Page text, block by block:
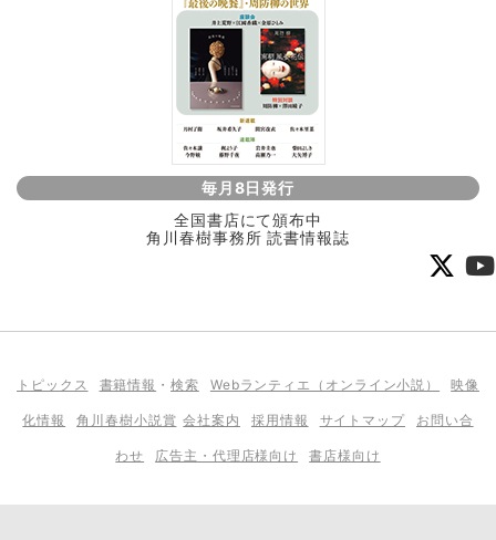
毎月8日発行
全国書店にて頒布中
角川春樹事務所 読書情報誌
トピックス 書籍情報 ・検索 Webランティエ（オンライン小説） 映像
化情報 角川春樹小説賞 会社案内 採用情報 サイトマップ お問い合
わせ 広告主・代理店様向け 書店様向け